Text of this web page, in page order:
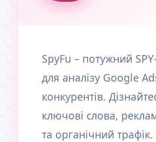
SpyFu – потужний
для аналізу Google
конкурентів.
ключові слова,
та органічний трафік.